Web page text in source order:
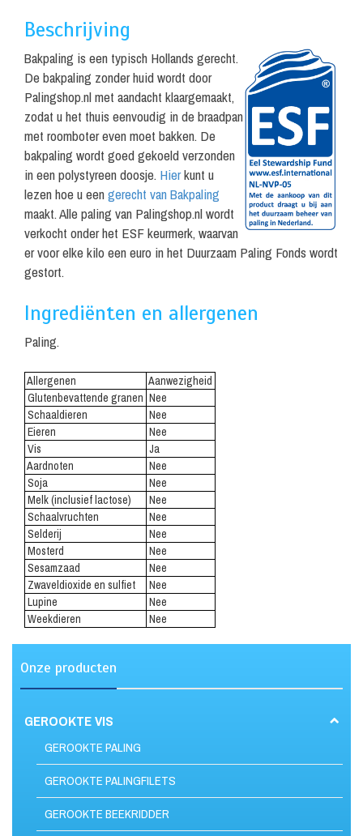
Beschrijving
Bakpaling is een typisch Hollands gerecht.
De bakpaling zonder huid wordt door
Palingshop.nl met aandacht klaargemaakt,
zodat u het thuis eenvoudig in de braadpan
met roomboter even moet bakken. De
bakpaling wordt goed gekoeld verzonden
in een polystyreen doosje. Hierkunt u
lezen hoe u eengerecht van Bakpaling
maakt. Alle paling van Palingshop.nl wordt
verkocht onder het ESF keurmerk, waarvan
er voor elke kilo een euro in het Duurzaam Paling Fonds wordt
gestort.
Ingrediënten en allergenen
Paling.
Allergenen Aanwezigheid
Glutenbevattende granen Nee
Schaaldieren
Nee
Eieren
Nee
Vis
Ja
Aardnoten
Nee
Soja
Nee
Melk (inclusief lactose)
Nee
Schaalvruchten
Nee
Selderij
Nee
Mosterd
Nee
Sesamzaad
Nee
Zwaveldioxide en sulfiet
Nee
Lupine
Nee
Weekdieren
Nee
Onze producten
GEROOKTE VIS
GEROOKTE PALING
GEROOKTE PALINGFILETS
GEROOKTE BEEKRIDDER